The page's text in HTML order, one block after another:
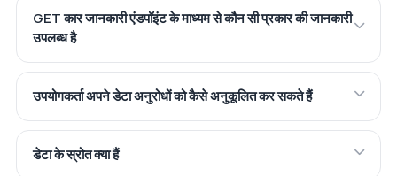
GET कार जानकारी एंडपॉइंट के माध्यम से कौन सी प्रकार की जानकारी
उपलब्ध है
उपयोगकर्ता अपने डेटा अनुरोधों को कैसे अनुकूलित कर सकते हैं
डेटा के स्रोत क्या हैं